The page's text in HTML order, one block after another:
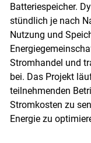
Batteriespeicher.
stündlich je nach
Nutzung und
Stromhandel und
bei. Das Projekt
teilnehmenden
Stromkosten zu
Energie zu